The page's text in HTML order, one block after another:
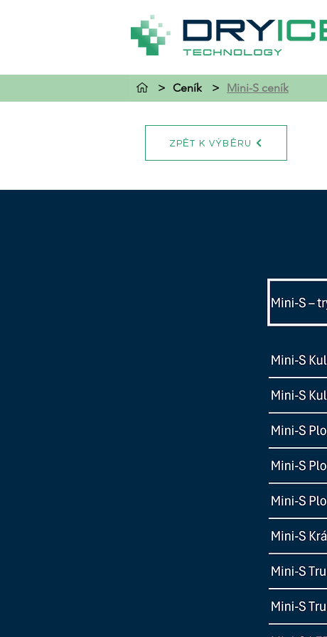
> Ceník > Mini-S ceník
ZPĚT K VÝBĚRU